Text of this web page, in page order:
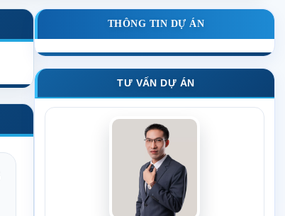
THÔNG TIN DỰ ÁN
TƯ VẤN DỰ ÁN